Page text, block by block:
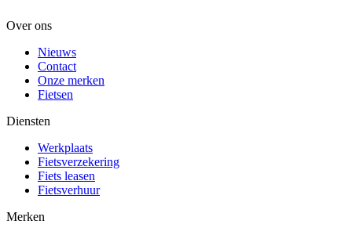
Over ons
Nieuws
Contact
Onze merken
Fietsen
Diensten
Werkplaats
Fietsverzekering
Fiets leasen
Fietsverhuur
Merken